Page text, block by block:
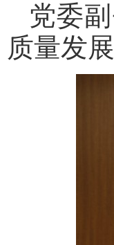
党委
质量发